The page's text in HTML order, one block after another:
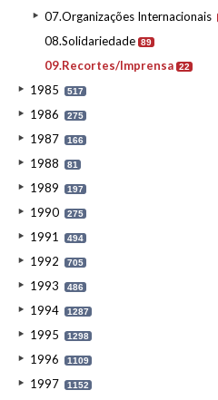
07.Organizações Internacionais
08.Solidariedade 89
09.Recortes/Imprensa 22
1985 517
1986 275
1987 166
1988 81
1989 197
1990 275
1991 494
1992 705
1993 486
1994 1287
1995 1298
1996 1109
1997 1152